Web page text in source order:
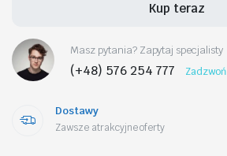
GB12
ilość
Kup teraz
Masz pytania? Zapytaj specjalisty
(+48) 576 254 777 Zadzwoń
Dostawy
Zawsze atrakcyjne oferty